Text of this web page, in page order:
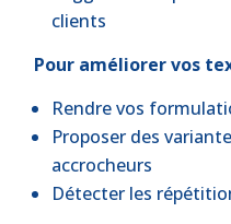
clients
Pour améliorer vos
Rendre vos
Proposer des
accrocheurs
Détecter les